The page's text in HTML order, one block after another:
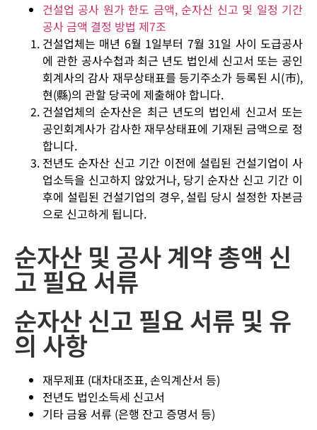
건설업 공사 원가 한도 금액, 순자산 신고 및 일정 기간
공사 금액 결정 방법 제7조
건설업체는 매년 6월 1일부터 7월 31일 사이 도급공사
에 관한 공사수첩과 최근 년도 법인세 신고서 또는 공인
회계사의 감사 재무상태표를 등기주소가 등록된 시(市),
현(縣)의 관할 당국에 제출해야 합니다.
건설업체의 순자산은 최근 년도의 법인세 신고서 또는
공인회계사가 감사한 재무상태표에 기재된 금액으로 정
합니다.
전년도 순자산 신고 기간 이전에 설립된 건설기업이 사
업소득을 신고하지 않았거나, 당기 순자산 신고 기간 이
후에 설립된 건설기업의 경우, 설립 당시 설정한 자본금
으로 신고하게 됩니다.
순자산 및 공사 계약 총액 신
고 필요 서류
순자산 신고 필요 서류 및 유
의 사항
재무제표 (대차대조표, 손익계산서 등)
전년도 법인소득세 신고서
기타 금융 서류 (은행 잔고 증명서 등)